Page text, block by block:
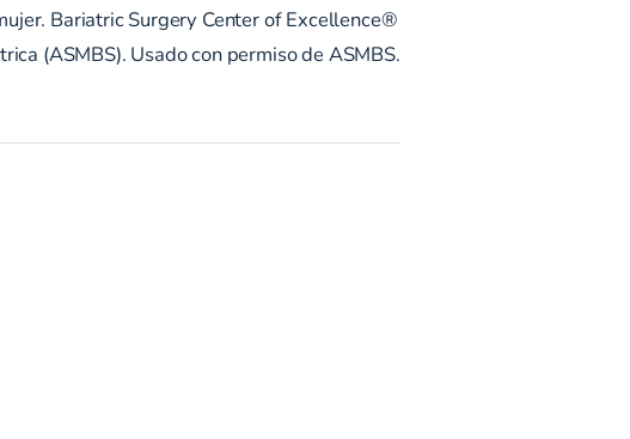
Bariatric Surgery Center of Excellence®
(ASMBS). Usado con permiso de ASMBS.